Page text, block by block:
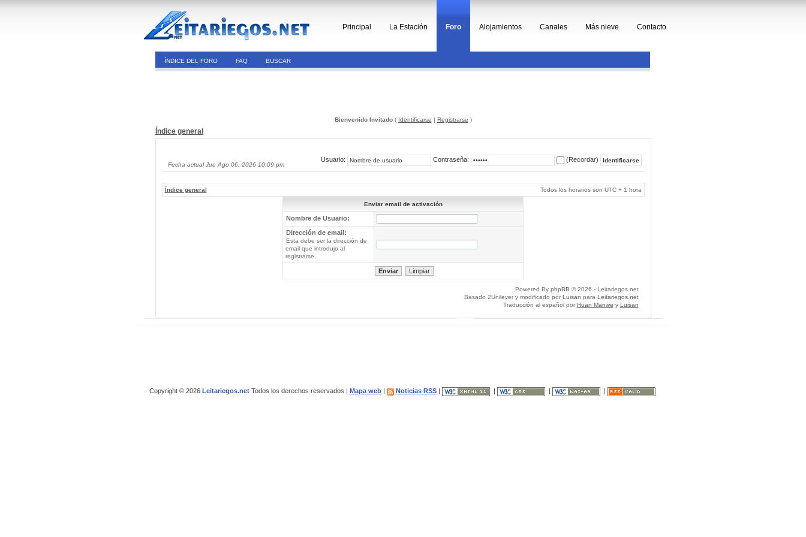
Principal La Estación Foro Alojamientos Canales Más nieve Contacto
ÍNDICE DEL FORO FAQ BUSCAR
Bienvenido Invitado( Identificarse | Registrarse )
Índice general
Fecha actual Jue Ago 06, 2026 10:09 pm
Usuario: Contraseña: (Recordar)
Índice general Todos los horarios son UTC + 1 hora
Enviar email de activación
Nombre de Usuario:
Dirección de email:
Esta debe ser la dirección de
email que introdujo al
registrarse.
Powered By phpBB © 2026 - Leitariegos.net
Basado 2Unilever y modificado por Luisan para Leitariegos.net
Traducción al español por Huan Manwë y Luisan
Copyright © 2026 Leitariegos.netTodos los derechos reservados | Mapa web| Noticias RSS|